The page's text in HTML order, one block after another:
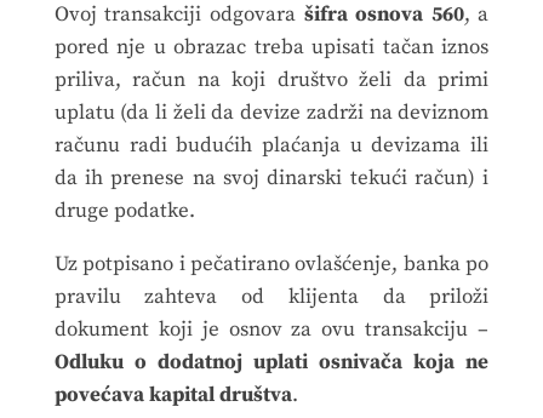
Ovoj transakciji odgovara šifra osnova 560, a
pored nje u obrazac treba upisati tačan iznos
priliva, račun na koji društvo želi da primi
uplatu (da li želi da devize zadrži na deviznom
računu radi budućih plaćanja u devizama ili
da ih prenese na svoj dinarski tekući račun) i
druge podatke.
Uz potpisano i pečatirano ovlašćenje, banka po
pravilu zahteva od klijenta da priloži
dokument koji je osnov za ovu transakciju –
Odluku o dodatnoj uplati osnivača koja ne
povećava kapital društva.